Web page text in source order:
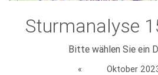
Sturmanalyse
Bitte wählen Sie ein
« Oktober